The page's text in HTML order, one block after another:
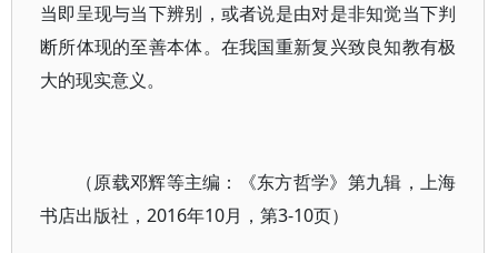
当即呈现与当下辨别，或者说是由对是非知觉当下判
断所体现的至善本体。在我国重新复兴致良知教有极
大的现实意义。
（原载邓辉等主编：《东方哲学》第九辑，上海
书店出版社，2016年10月，第3-10页）